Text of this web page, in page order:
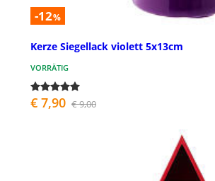
-12%
Kerze Siegellack violett 5x13cm
VORRÄTIG
€ 7,90 € 9,00